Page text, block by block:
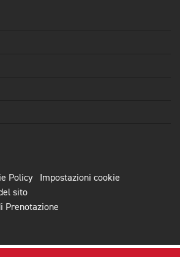
Policy
Impostazioni cookie
sito
Prenotazione